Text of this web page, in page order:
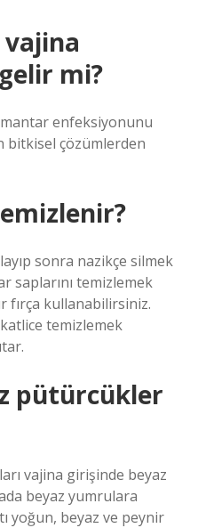
vajina
mi?
mantar enfeksiyonunu
bitkisel çözümlerden
sonra nazikçe silmek
saplarını temizlemek
fırça kullanabilirsiniz.
temizlemek
pütürcükler
vajina girişinde beyaz
beyaz yumrulara
yoğun, beyaz ve peynir